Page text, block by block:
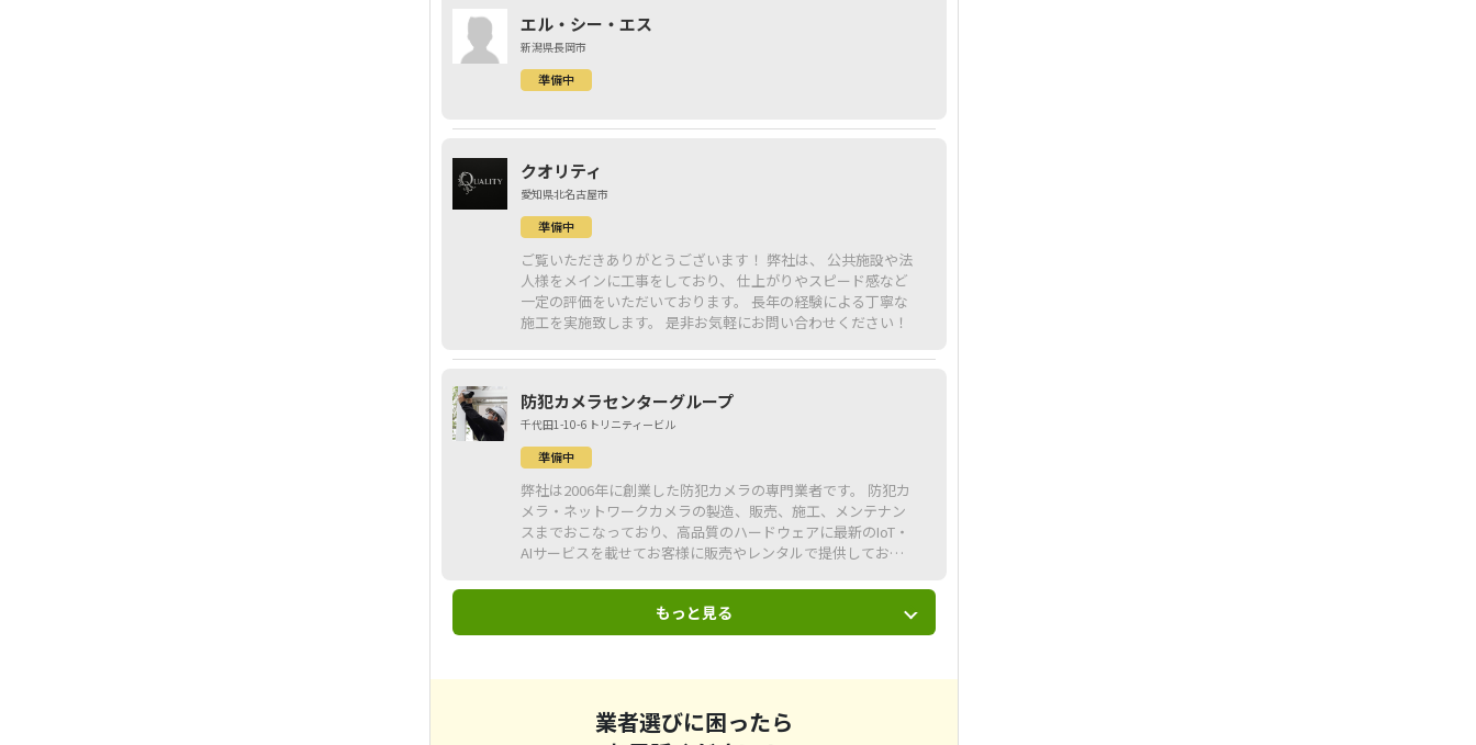
エル・シー・エス
新潟県長岡市
準備中
クオリティ
愛知県北名古屋市
準備中
ご覧いただきありがとうございます！ 弊社は、 公共施設や法
人様をメインに工事をしており、 仕上がりやスピード感など
一定の評価をいただいております。 長年の経験による丁寧な
施工を実施致します。 是非お気軽にお問い合わせください！
防犯カメラセンターグループ
千代田1-10-6 トリニティービル
準備中
弊社は2006年に創業した防犯カメラの専門業者です。 防犯カ
メラ・ネットワークカメラの製造、販売、施工、メンテナン
スまでおこなっており、高品質のハードウェアに最新のIoT・
AIサービスを載せてお客様に販売やレンタルで提供しており
社にご相談いただければ、全てをおまかせいただけます。
もっと見る
業者選びに困ったら